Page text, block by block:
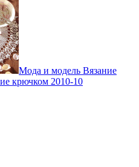
Мода и модель Вязание
крючком 2010-10